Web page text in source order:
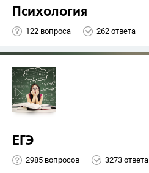
Психология
122 вопроса 262 ответа
ЕГЭ
2985 вопросов 3273 ответа